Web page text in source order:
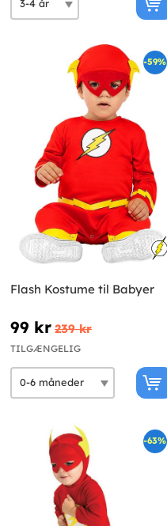
-59%
Flash Kostume til Babyer
99 kr 239 kr
TILGÆNGELIG
-63%